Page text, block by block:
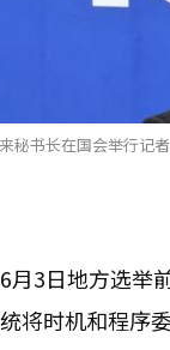
秘书长在国会举行记
3日地方选举
将时机和程序